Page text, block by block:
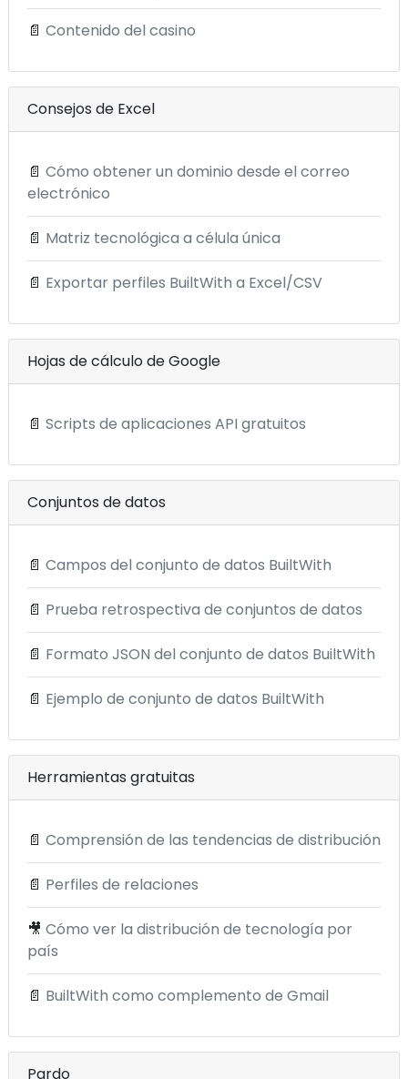
📄 Contenido del casino
Consejos de Excel
📄 Cómo obtener un dominio desde el correo
electrónico
📄 Matriz tecnológica a célula única
📄 Exportar perfiles BuiltWith a Excel/CSV
Hojas de cálculo de Google
📄 Scripts de aplicaciones API gratuitos
Conjuntos de datos
📄 Campos del conjunto de datos BuiltWith
📄 Prueba retrospectiva de conjuntos de datos
📄 Formato JSON del conjunto de datos BuiltWith
📄 Ejemplo de conjunto de datos BuiltWith
Herramientas gratuitas
📄 Comprensión de las tendencias de distribución
📄 Perfiles de relaciones
🎥 Cómo ver la distribución de tecnología por
país
📄 BuiltWith como complemento de Gmail
Pardo